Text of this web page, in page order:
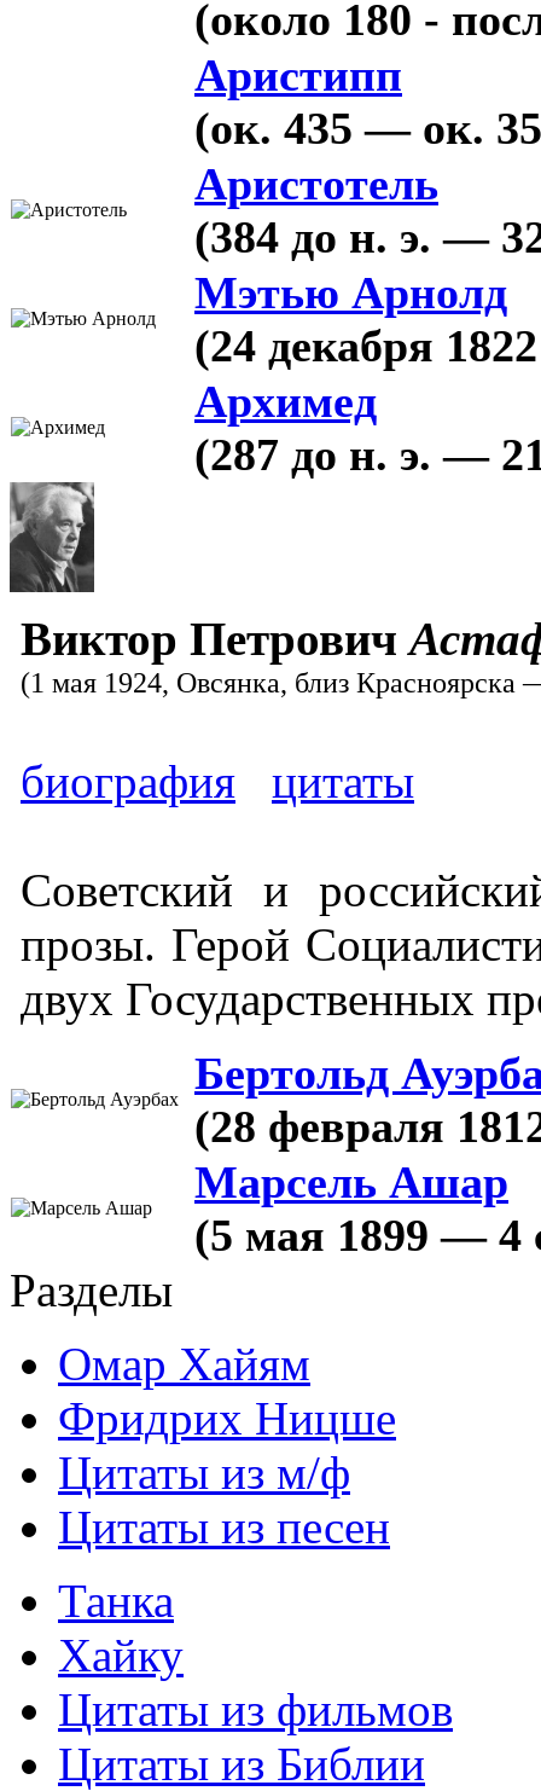
(около 180 -
Аристипп
(ок. 435 — ок.
Аристотель
(384 до н. э. —
Мэтью Арнолд
(24 декабря
Архимед
(287 до н. э. —
Виктор Петрович
(1 мая 1924, Овсянка, близ Красноярска
биография цитаты
Советский и
прозы. Герой
двух Государственных
Бертольд
(28 февраля
Марсель Ашар
(5 мая 1899 — 4
Разделы
Омар Хайям
Фридрих Ницше
Цитаты из м/ф
Цитаты из песен
Танка
Хайку
Цитаты из фильмов
Цитаты из Библии